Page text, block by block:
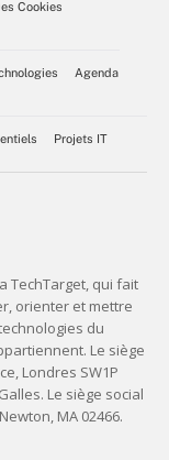
Cookies
Agenda
Projets IT